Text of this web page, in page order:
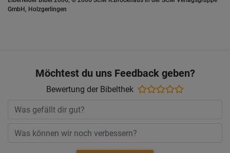
GmbH, Holzgerlingen
Möchtest du uns Feedback geben?
Bewertung der Bibelthek